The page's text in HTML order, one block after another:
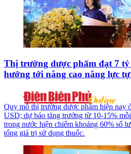
Thị trường dược phẩm đạt 7
hướng tới nâng cao năng lực
Quy mô thị trường dược phẩm hiện nay
USD; dự báo tăng trưởng từ 10-15%
trong nước hiện chiếm khoảng 60% số
tổng giá trị sử dụng thuốc.